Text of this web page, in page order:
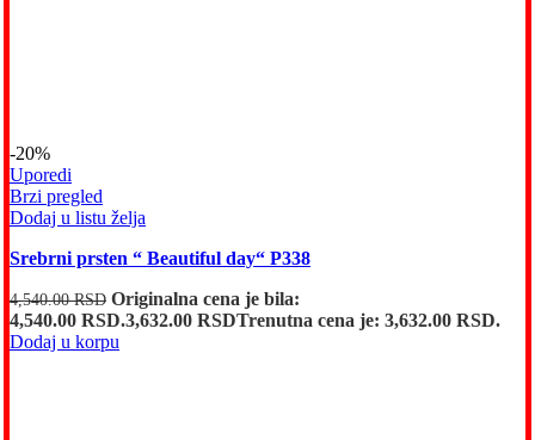
-20%
Uporedi
Brzi pregled
Dodaj u listu želja
Srebrni prsten “ Beautiful day“ P338
4,540.00RSD Originalna cena je bila:
4,540.00 RSD.3,632.00 RSDTrenutna cena je: 3,632.00 RSD.
Dodaj u korpu